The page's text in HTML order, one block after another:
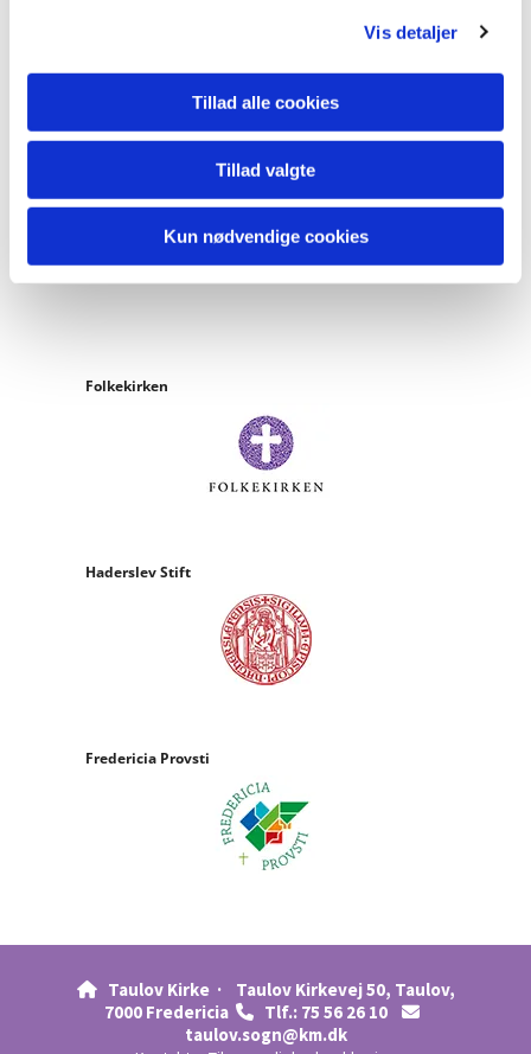
Vis detaljer
Tillad alle cookies
Tillad valgte
Kun nødvendige cookies
Folkekirken
Haderslev Stift
Fredericia Provsti
Taulov Kirke ·
Taulov Kirkevej 50, Taulov,
7000 Fredericia  Tlf.: 75 56 26 10 
taulov.sogn@km.dk